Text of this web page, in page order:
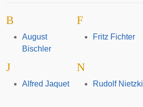
B
August
Bischler
F
Fritz Fichter
J
Alfred Jaquet
N
Rudolf Nietzki